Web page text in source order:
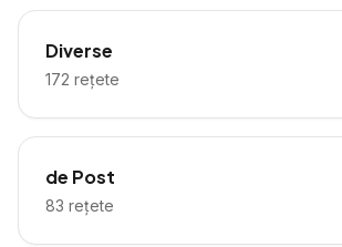
Diverse
172 rețete
de Post
83 rețete